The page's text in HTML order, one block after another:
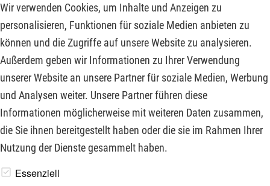
Wir verwenden Cookies, um Inhalte und Anzeigen zu
personalisieren, Funktionen für soziale Medien anbieten zu
können und die Zugriffe auf unsere Website zu analysieren.
Außerdem geben wir Informationen zu Ihrer Verwendung
unserer Website an unsere Partner für soziale Medien, Werbung
und Analysen weiter. Unsere Partner führen diese
Informationen möglicherweise mit weiteren Daten zusammen,
die Sie ihnen bereitgestellt haben oder die sie im Rahmen Ihrer
Nutzung der Dienste gesammelt haben.
Essenziell
von Europa, Afrika und Südamerika. Doch wie davon
profitieren?
ZUM KOMMENTAR
‹‹ ››
www.derfinanzinvestor.de - © 2026 - Die Publikation für